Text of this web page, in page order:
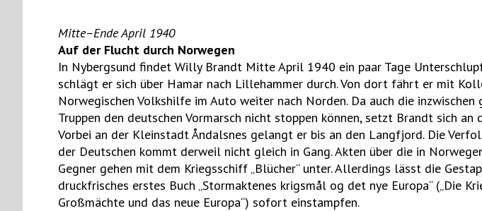
Mitte–Ende April 1940
Auf der Flucht durch Norwegen
In Nybergsund findet Willy Brandt Mitte April 1940 ein paar Tage
schlägt er sich über Hamar nach Lillehammer durch. Von dort fährt er mit
Norwegischen Volkshilfe im Auto weiter nach Norden. Da auch die
Truppen den deutschen Vormarsch nicht stoppen können, setzt Brandt sich an
Vorbei an der Kleinstadt Åndalsnes gelangt er bis an den Langfjord. Die
der Deutschen kommt derweil nicht gleich in Gang. Akten über die in
Gegner gehen mit dem Kriegsschiff „Blücher“ unter. Allerdings lässt die
druckfrisches erstes Buch „Stormaktenes krigsmål og det nye Europa“ („Die
Großmächte und das neue Europa“) sofort einstampfen.